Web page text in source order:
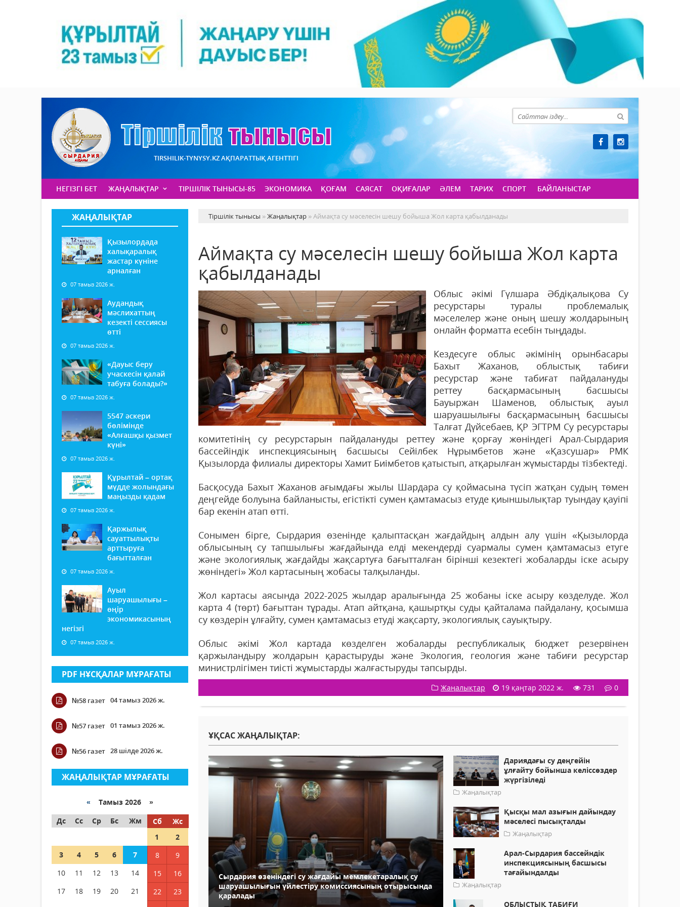
TIRSHILIK-TYNYSY.KZ АҚПАРАТТЫҚ АГЕНТТІГІ
НЕГІЗГІ БЕТ ЖАҢАЛЫҚТАР ТІРШІЛІК ТЫНЫСЫ-85 ЭКОНОМИКА ҚОҒАМ САЯСАТ ОҚИҒАЛАР ӘЛЕМ ТАРИХ СПОРТ БАЙЛАНЫСТАР
ЖАҢАЛЫҚТАР
Қызылордада
халықаралық
жастар күніне
арналған
07 тамыз 2026 ж.
Аудандық
мәслихаттың
кезекті сессиясы
өтті
07 тамыз 2026 ж.
«Дауыс беру
учаскесін қалай
табуға болады?»
07 тамыз 2026 ж.
5547 әскери
бөлімінде
«Алғашқы қызмет
күні»
07 тамыз 2026 ж.
Құрылтай – ортақ
мүдде жолындағы
маңызды қадам
07 тамыз 2026 ж.
Қаржылық
сауаттылықты
арттыруға
бағытталған
07 тамыз 2026 ж.
Ауыл
шаруашылығы –
өңір
экономикасының
негізгі
07 тамыз 2026 ж.
PDF НҰСҚАЛАР МҰРАҒАТЫ
№58 газет 04 тамыз 2026 ж.
№57 газет 01 тамыз 2026 ж.
№56 газет 28 шілде 2026 ж.
ЖАҢАЛЫҚТАР МҰРАҒАТЫ
« Тамыз 2026 »
Дс
Сс Ср Бс Жм Сб
Жс
1
2
3
4 5 6 7 8
9
10
11 12 13 14 15
16
17
18 19 20 21 22
23
Тіршілік тынысы »Жаңалықтар » Аймақта су мәселесін шешу бойыша Жол карта қабылданады
Аймақта су мәселесін шешу бойыша Жол карта
қабылданады
Облыс әкімі Гүлшара Әбдіқалықова Су
ресурстары туралы проблемалық
мәселелер және оның шешу жолдарының
онлайн форматта есебін тыңдады.
Кездесуге облыс әкімінің орынбасары
Бахыт Жаханов, облыстық табиғи
ресурстар және табиғат пайдалануды
реттеу басқармасының басшысы
Бауыржан Шаменов, облыстық ауыл
шаруашылығы басқармасының басшысы
Талғат Дүйсебаев, ҚР ЭГТРМ Су ресурстары
комитетінің су ресурстарын пайдалануды реттеу және қорғау жөніндегі Арал-Сырдария
бассейіндік инспекциясының басшысы Сейілбек Нұрымбетов және «Қазсушар» РМК
Қызылорда филиалы директоры Хамит Биімбетов қатыстып, атқарылған жүмыстарды тізбектеді.
Басқосуда Бахыт Жаханов ағымдағы жылы Шардара су қоймасына түсіп жатқан судың төмен
деңгейде болуына байланысты, егістікті сумен қамтамасыз етуде қиыншылықтар туындау қауіпі
бар екенін атап өтті.
Сонымен бірге, Сырдария өзенінде қалыптасқан жағдайдың алдын алу үшін «Қызылорда
облысының су тапшылығы жағдайында елді мекендерді суармалы сумен қамтамасыз етуге
және экологиялық жағдайды жақсартуға бағытталған бірінші кезектегі жобаларды іске асыру
жөніндегі» Жол картасының жобасы талқыланды.
Жол картасы аясында 2022-2025 жылдар аралығында 25 жобаны іске асыру көзделуде. Жол
карта 4 (төрт) бағыттан тұрады. Атап айтқана, қашыртқы суды қайталама пайдалану, қосымша
су көздерін ұлғайту, сумен қамтамасыз етуді жақсарту, экологиялық сауықтыру.
Облыс әкімі Жол картада көзделген жобаларды республикалық бюджет резервінен
қаржыландыру жолдарын қарастыруды және Экология, геология және табиғи ресурстар
министрлігімен тиісті жұмыстарды жалғастыруды тапсырды.
Жаңалықтар 19 қаңтар 2022 ж. 731 0
ҰҚСАС ЖАҢАЛЫҚТАР:
Сырдария өзеніндегі су жағдайы мемлекетаралық су
шаруашылығын үйлестіру комиссиясының отырысында
қаралады
Дариядағы су деңгейін
ұлғайту бойынша келіссөздер
жүргізіледі
Жаңалықтар
Қысқы мал азығын дайындау
мәселесі пысықталды
Жаңалықтар
Арал-Сырдария бассейндік
инспекциясының басшысы
тағайындалды
Жаңалықтар
ОБЛЫСТЫҚ ТАБИҒИ